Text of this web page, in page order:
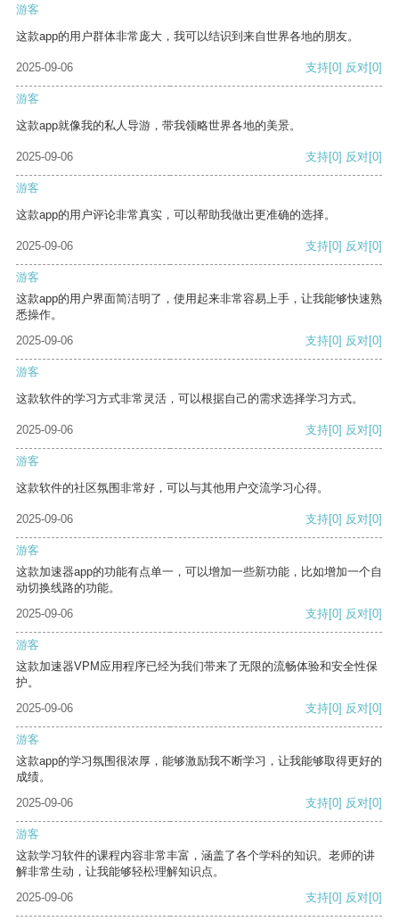
游客
这款app的用户群体非常庞大，我可以结识到来自世界各地的朋友。
2025-09-06 支持[0] 反对[0]
游客
这款app就像我的私人导游，带我领略世界各地的美景。
2025-09-06 支持[0] 反对[0]
游客
这款app的用户评论非常真实，可以帮助我做出更准确的选择。
2025-09-06 支持[0] 反对[0]
游客
这款app的用户界面简洁明了，使用起来非常容易上手，让我能够快速熟
悉操作。
2025-09-06
支持[0] 反对[0]
游客
这款软件的学习方式非常灵活，可以根据自己的需求选择学习方式。
2025-09-06 支持[0] 反对[0]
游客
这款软件的社区氛围非常好，可以与其他用户交流学习心得。
2025-09-06 支持[0] 反对[0]
游客
这款加速器app的功能有点单一，可以增加一些新功能，比如增加一个自
动切换线路的功能。
2025-09-06
支持[0] 反对[0]
游客
这款加速器VPM应用程序已经为我们带来了无限的流畅体验和安全性保
护。
2025-09-06
支持[0] 反对[0]
游客
这款app的学习氛围很浓厚，能够激励我不断学习，让我能够取得更好的
成绩。
2025-09-06
支持[0] 反对[0]
游客
这款学习软件的课程内容非常丰富，涵盖了各个学科的知识。老师的讲
解非常生动，让我能够轻松理解知识点。
2025-09-06
支持[0] 反对[0]